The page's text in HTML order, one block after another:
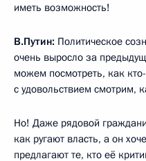
иметь возможность!
В.Путин: Политическое
очень выросло за
можем посмотреть, как кто-
с удовольствием смотрим,
Но! Даже рядовой
как ругают власть, а он
предлагают те, кто её